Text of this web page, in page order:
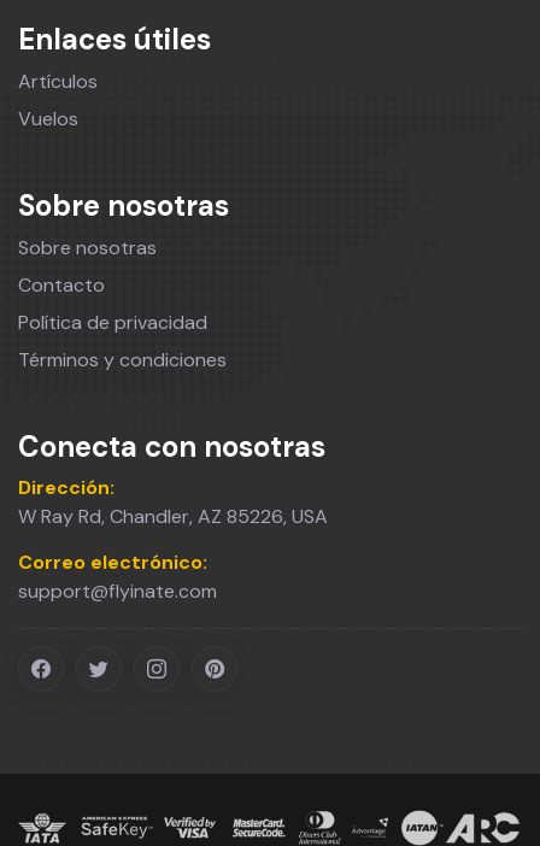
Enlaces útiles
Artículos
Vuelos
Sobre nosotras
Sobre nosotras
Contacto
Política de privacidad
Términos y condiciones
Conecta con nosotras
Dirección:
W Ray Rd, Chandler, AZ 85226, USA
Correo electrónico:
support@flyinate.com